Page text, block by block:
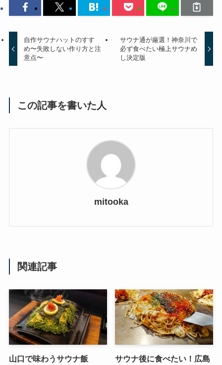
自作サウナハットのすす
め〜失敗しない作り方と注
意点〜
サウナ通が厳選！神奈川で
必ず食べたい極上サウナめ
し決定版
この記事を書いた人
mitooka
関連記事
山口で味わうサウナ飯
サウナ後に食べたい！広島